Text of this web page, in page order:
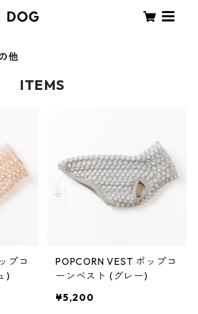
他
ITEMS
プコ
)
POPCORN VEST ポップコ
ーンベスト (グレー)
¥5,200